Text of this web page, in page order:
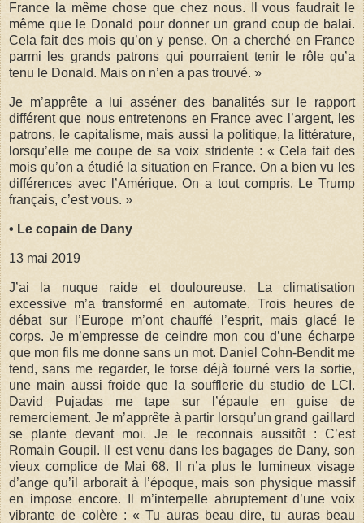
France la même chose que chez nous. Il vous faudrait le
même que le Donald pour donner un grand coup de balai.
Cela fait des mois qu’on y pense. On a cherché en France
parmi les grands patrons qui pourraient tenir le rôle qu’a
tenu le Donald. Mais on n’en a pas trouvé. »
Je m’apprête a lui asséner des banalités sur le rapport
différent que nous entretenons en France avec l’argent, les
patrons, le capitalisme, mais aussi la politique, la littérature,
lorsqu’elle me coupe de sa voix stridente : « Cela fait des
mois qu’on a étudié la situation en France. On a bien vu les
différences avec l’Amérique. On a tout compris. Le Trump
français, c’est vous. »
• Le copain de Dany
13 mai 2019
J’ai la nuque raide et douloureuse. La climatisation
excessive m’a transformé en automate. Trois heures de
débat sur l’Europe m’ont chauffé l’esprit, mais glacé le
corps. Je m’empresse de ceindre mon cou d’une écharpe
que mon fils me donne sans un mot. Daniel Cohn-Bendit me
tend, sans me regarder, le torse déjà tourné vers la sortie,
une main aussi froide que la soufflerie du studio de LCI.
David Pujadas me tape sur l’épaule en guise de
remerciement. Je m’apprête à partir lorsqu’un grand gaillard
se plante devant moi. Je le reconnais aussitôt : C’est
Romain Goupil. Il est venu dans les bagages de Dany, son
vieux complice de Mai 68. Il n’a plus le lumineux visage
d’ange qu’il arborait à l’époque, mais son physique massif
en impose encore. Il m’interpelle abruptement d’une voix
vibrante de colère : « Tu auras beau dire, tu auras beau